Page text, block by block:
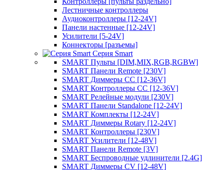
Лестничные контроллеры
Аудиоконтроллеры [12-24V]
Панели настенные [12-24V]
Усилители [5-24V]
Коннекторы [разъемы]
Серия Smart
SMART Пульты [DIM,MIX,RGB,RGBW]
SMART Панели Remote [230V]
SMART Диммеры CC [12-36V]
SMART Контроллеры CC [12-36V]
SMART Релейные модули [230V]
SMART Панели Standalone [12-24V]
SMART Комплекты [12-24V]
SMART Диммеры Rotary [12-24V]
SMART Контроллеры [230V]
SMART Усилители [12-48V]
SMART Панели Remote [3V]
SMART Беспроводные удлинители [2.4G]
SMART Диммеры CV [12-48V]